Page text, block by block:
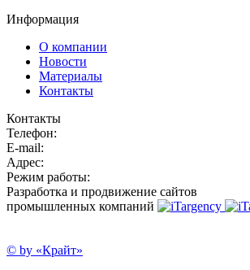
Информация
О компании
Новости
Материалы
Контакты
Контакты
Телефон:
E-mail:
Адрес:
Режим работы:
Разработка и продвижение сайтов
промышленных компаний
© by «Крайт»